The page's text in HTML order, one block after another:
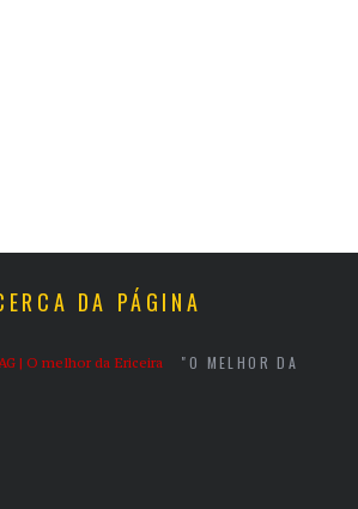
DA PÁGINA
"O MELHOR DA